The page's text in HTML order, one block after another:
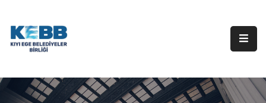
KURUMSAL